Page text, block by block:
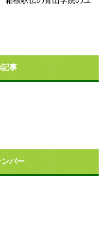
事
バー